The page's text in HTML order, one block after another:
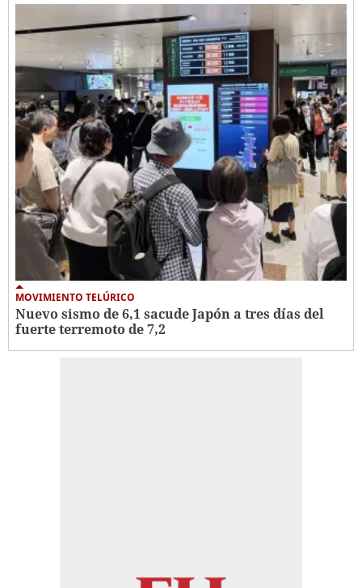
MOVIMIENTO TELÚRICO
Nuevo sismo de 6,1 sacude Japón a tres días del
fuerte terremoto de 7,2